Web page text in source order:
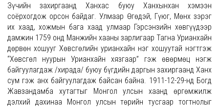
Зүчийн захиргаанд Ханхас буюу Ханхынхан хэмээн
соёрхогдож орсон байдаг. Улмаар Өгөдэй, Гүюг, Мөнх зэрэг
их хаад, хожмын бага хаад улмаар Гэрсэнзийн хөвгүүдээр
дамжин 1759 онд Манжийн хааны зарлигаар Тагна Урианхайн
дөрвөн хошууг Хөвсгөлийн урианхайн нэг хошуутай нэгтгэж
“Хөвсгөл нуурын Урианхайн хязгаар” гэж өвөрмөц нэгж
байгуулагдаж /Үхирада/ буюу бүгдийн даргын захиргаанд Ханх
сум гэж анх байгуулагдаж байсан байна. 1911-12-29-нд Богд
Жавзандамба хутагтыг Монгол улсын хаанд өргөмжилж
дэлхий дахинаа Монгол улсын төрийн тусгаар тогтнолыг